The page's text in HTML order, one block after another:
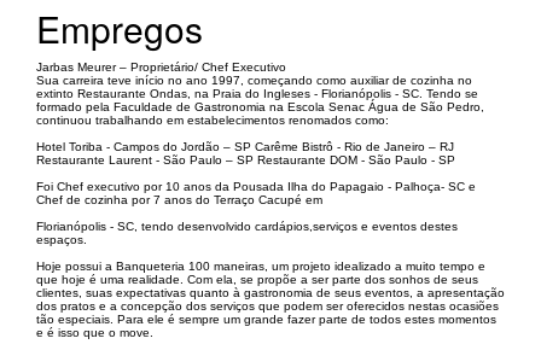
Empregos
Jarbas Meurer – Proprietário/ Chef Executivo
Sua carreira teve início no ano 1997, começando como auxiliar de cozinha no
extinto Restaurante Ondas, na Praia do Ingleses - Florianópolis - SC. Tendo se
formado pela Faculdade de Gastronomia na Escola Senac Água de São Pedro,
continuou trabalhando em estabelecimentos renomados como:
Hotel Toriba - Campos do Jordão – SP Carême Bistrô - Rio de Janeiro – RJ
Restaurante Laurent - São Paulo – SP Restaurante DOM - São Paulo - SP
Foi Chef executivo por 10 anos da Pousada Ilha do Papagaio - Palhoça- SC e
Chef de cozinha por 7 anos do Terraço Cacupé em
Florianópolis - SC, tendo desenvolvido cardápios,serviços e eventos destes
espaços.
Hoje possui a Banqueteria 100 maneiras, um projeto idealizado a muito tempo e
que hoje é uma realidade. Com ela, se propõe a ser parte dos sonhos de seus
clientes, suas expectativas quanto à gastronomia de seus eventos, a apresentação
dos pratos e a concepção dos serviços que podem ser oferecidos nestas ocasiões
tão especiais. Para ele é sempre um grande fazer parte de todos estes momentos
e é isso que o move.